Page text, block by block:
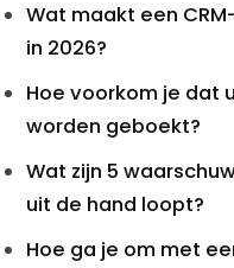
Get Expert Guidance
Wat maakt een
in 2026?
Hoe voorkom je dat
worden geboekt?
Wat zijn 5
uit de hand loopt?
Hoe ga je om met